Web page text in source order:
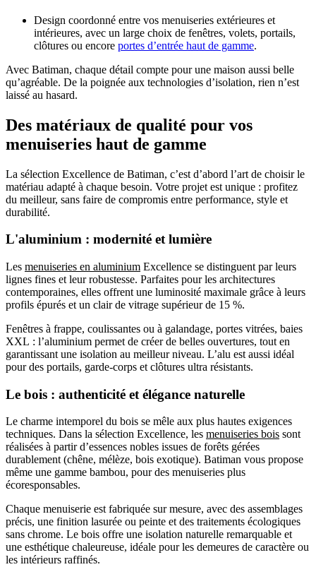
Design coordonné entre vos menuiseries extérieures et
intérieures, avec un large choix de fenêtres, volets, portails,
clôtures ou encore portes d’entrée haut de gamme.
Avec Batiman, chaque détail compte pour une maison aussi belle
qu’agréable. De la poignée aux technologies d’isolation, rien n’est
laissé au hasard.
Des matériaux de qualité pour vos
menuiseries haut de gamme
La sélection Excellence de Batiman, c’est d’abord l’art de choisir le
matériau adapté à chaque besoin. Votre projet est unique : profitez
du meilleur, sans faire de compromis entre performance, style et
durabilité.
L'aluminium : modernité et lumière
Les menuiseries en aluminium Excellence se distinguent par leurs
lignes fines et leur robustesse. Parfaites pour les architectures
contemporaines, elles offrent une luminosité maximale grâce à leurs
profils épurés et un clair de vitrage supérieur de 15 %.
Fenêtres à frappe, coulissantes ou à galandage, portes vitrées, baies
XXL : l’aluminium permet de créer de belles ouvertures, tout en
garantissant une isolation au meilleur niveau. L’alu est aussi idéal
pour des portails, garde-corps et clôtures ultra résistants.
Le bois : authenticité et élégance naturelle
Le charme intemporel du bois se mêle aux plus hautes exigences
techniques. Dans la sélection Excellence, les menuiseries bois sont
réalisées à partir d’essences nobles issues de forêts gérées
durablement (chêne, mélèze, bois exotique). Batiman vous propose
même une gamme bambou, pour des menuiseries plus
écoresponsables.
Chaque menuiserie est fabriquée sur mesure, avec des assemblages
précis, une finition lasurée ou peinte et des traitements écologiques
sans chrome. Le bois offre une isolation naturelle remarquable et
une esthétique chaleureuse, idéale pour les demeures de caractère ou
les intérieurs raffinés.